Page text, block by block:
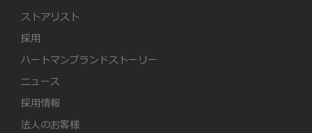
ストアリスト
採用
ハートマンブランドストーリー
ニュース
採用情報
法人のお客様